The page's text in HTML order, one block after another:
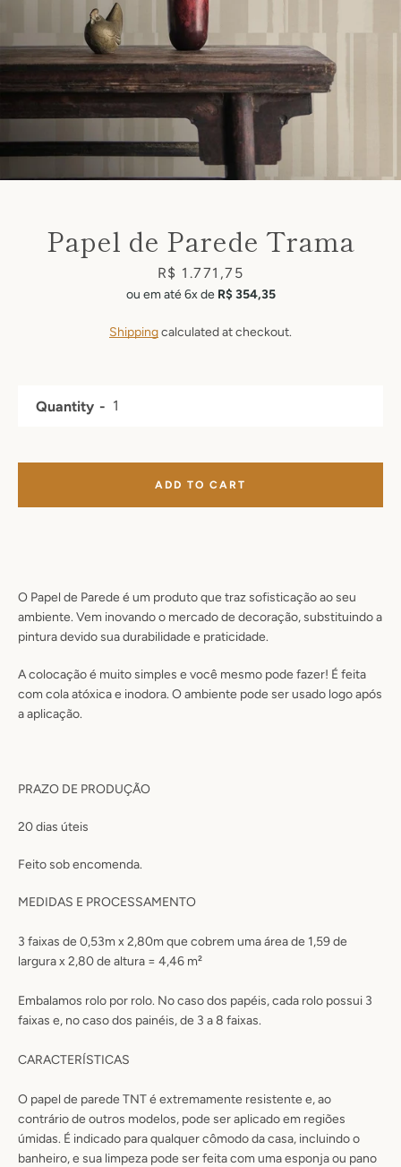
Papel de Parede Trama
Price
R$ 1.771,75
ou em até 6x de R$ 354,35
Shippingcalculated at checkout.
O Papel de Parede é um produto que traz sofisticação ao seu
ambiente. Vem inovando o mercado de decoração, substituindo a
pintura devido sua durabilidade e praticidade.
A colocação é muito simples e você mesmo pode fazer! É feita
com cola atóxica e inodora. O ambiente pode ser usado logo após
a aplicação.
PRAZO DE PRODUÇÃO
20 dias úteis
Feito sob encomenda.
MEDIDAS E PROCESSAMENTO
3 faixas de 0,53m x 2,80m que cobrem uma área de 1,59 de
largura x 2,80 de altura = 4,46 m²
Embalamos rolo por rolo. No caso dos papéis, cada rolo possui 3
faixas e, no caso dos painéis, de 3 a 8 faixas.
CARACTERÍSTICAS
O papel de parede TNT é extremamente resistente e, ao
contrário de outros modelos, pode ser aplicado em regiões
úmidas. É indicado para qualquer cômodo da casa, incluindo o
banheiro, e sua limpeza pode ser feita com uma esponja ou pano
Quantity
ADD TO CART